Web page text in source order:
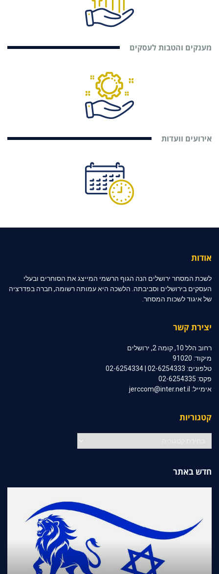
מענקים והטבות לעסקים
אירועים וועדות
אודות
לשכת המסחר ירושלים הנה הגוף הרשמי המייצג את הסוחרים ובעלי
העסקים בירושלים וסביבתה. הלשכה היא עמותה רשומה, חברה בפדרציה
של איגוד לשכות המסחר.
יצירת קשר
רחוב הלל 10, קומה 2, ירושלים
מיקוד: 91020
טלפונים: 02-6254333 | 02-6254334
פקס: 02-6254335
אימייל: jerccom@inter.net.il
קטגוריות
חדש באתר